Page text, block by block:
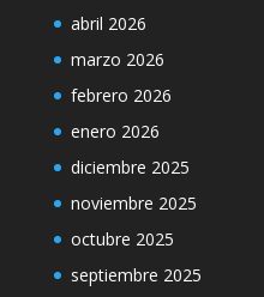
abril 2026
marzo 2026
febrero 2026
enero 2026
diciembre 2025
noviembre 2025
octubre 2025
septiembre 2025